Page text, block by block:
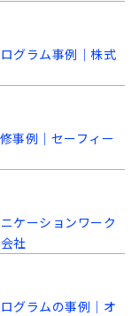
グラム事例│株式
事例｜セーフィー
ケーションワーク
社
グラムの事例│オ